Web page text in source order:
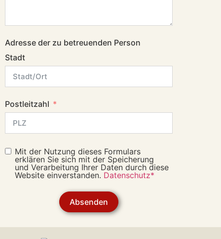
Adresse der zu betreuenden Person
Stadt
Postleitzahl
Mit der Nutzung dieses Formulars
erklären Sie sich mit der Speicherung
und Verarbeitung Ihrer Daten durch diese
Website einverstanden. Datenschutz*
Absenden